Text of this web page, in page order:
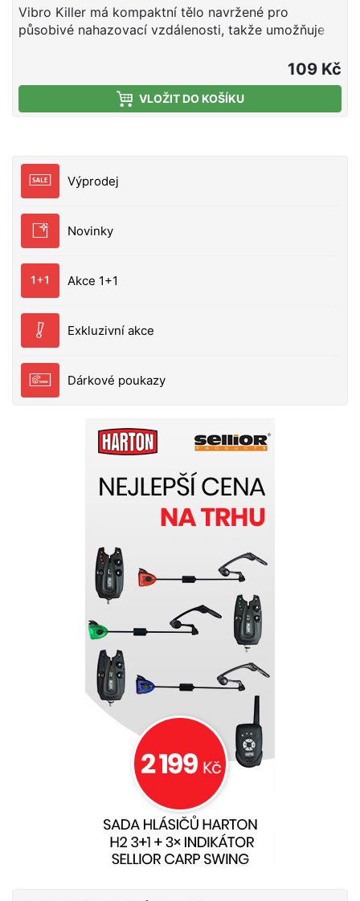
Výprodej
Novinky
Akce 1+1
Exkluzivní akce
Dárkové poukazy
Vibro Killer má kompaktní tělo navržené pro
působivé nahazovací vzdálenosti, takže umožňuje
aktivní dravce. Díky rychlému propadu se rychle
dostane do požadované hloubky a při vedení vytváří
výrazné vibrace a tlakové impulzy, které spolehlivě
provokují okouny, candáty i štiky k záběru. UV
cikáda (vibrační nástraha) Délka: 46 mm Hmotnost:
15 g Barva: Golden Rudd - GR UV aktivní provedení
tlakové impulzy pro vyprovokování dravců Osazení:
trojháčky
109 Kč
VLOŽIT DO KOŠÍKU